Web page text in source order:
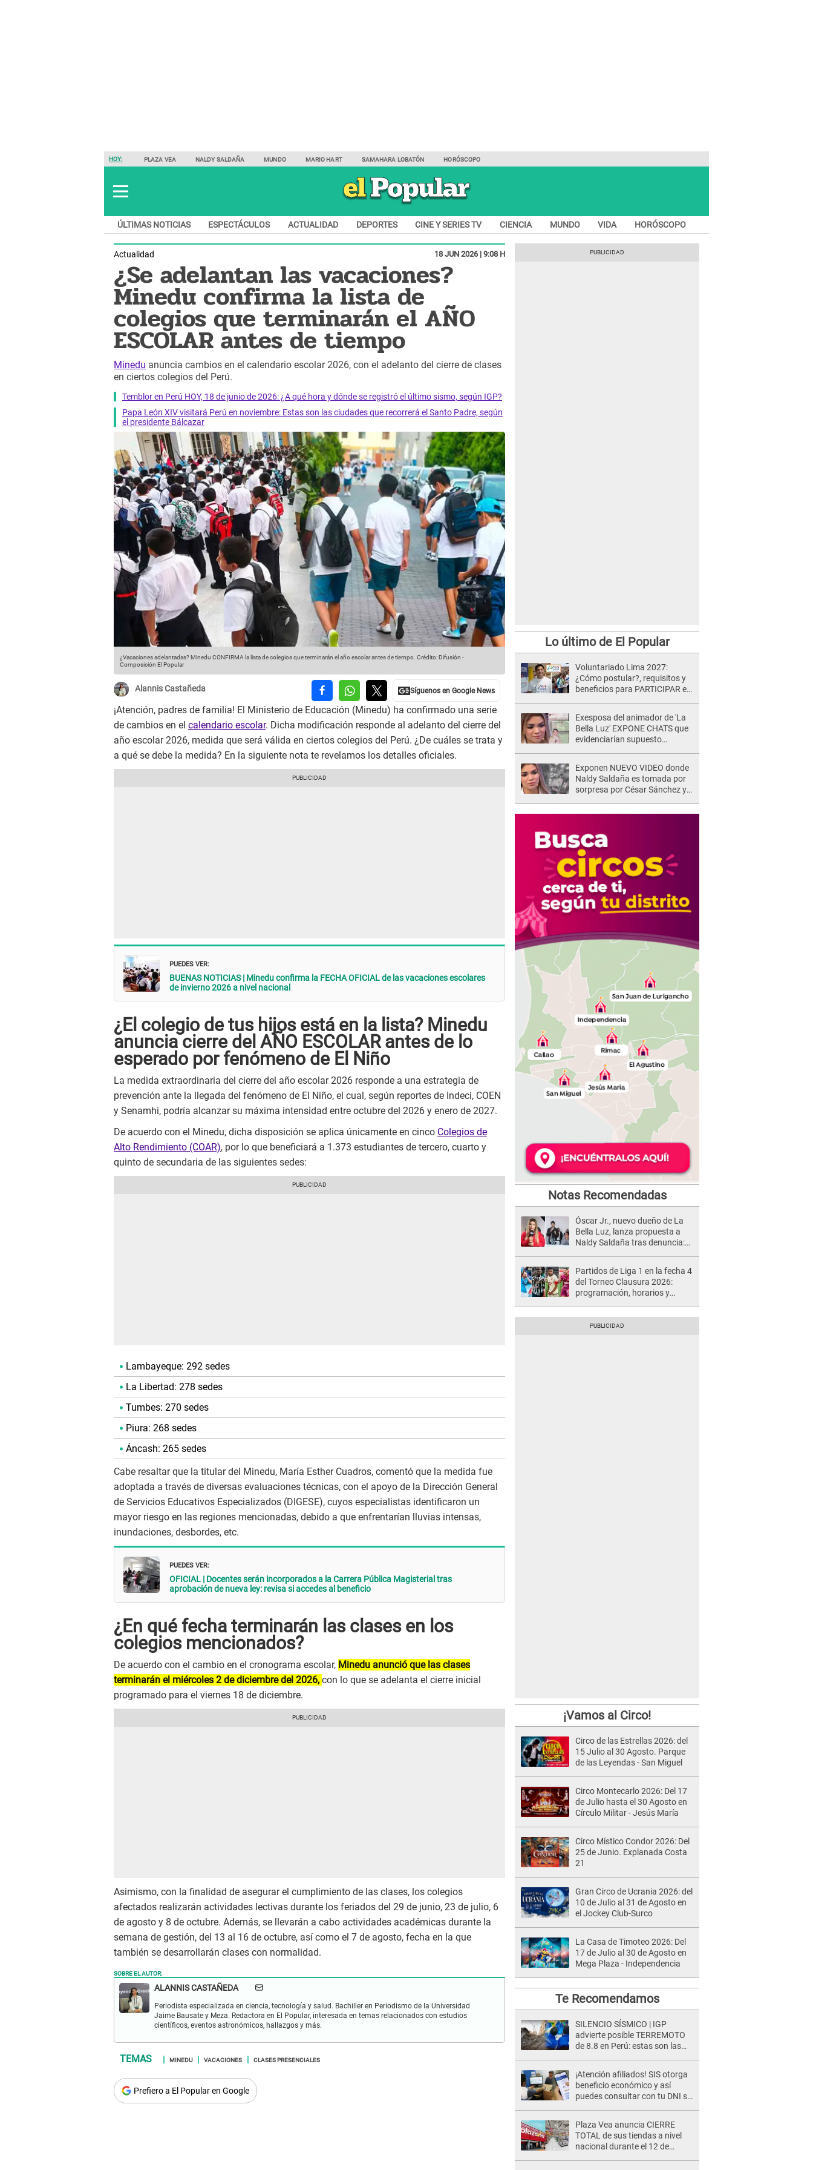
HOY: PLAZA VEA NALDY SALDAÑA MUNDO MARIO HART SAMAHARA LOBATÓN HORÓSCOPO
ÚLTIMAS NOTICIAS ESPECTÁCULOS ACTUALIDAD DEPORTES CINE Y SERIES TV CIENCIA MUNDO VIDA HORÓSCOPO
Actualidad 18 JUN 2026 | 9:08 H
¿Se adelantan las vacaciones?
Minedu confirma la lista de
colegios que terminarán el AÑO
ESCOLAR antes de tiempo
Minedu anuncia cambios en el calendario escolar 2026, con el adelanto del cierre de clases
en ciertos colegios del Perú.
Temblor en Perú HOY, 18 de junio de 2026: ¿A qué hora y dónde se registró el último sismo, según IGP?
Papa León XIV visitará Perú en noviembre: Estas son las ciudades que recorrerá el Santo Padre, según
el presidente Bálcazar
¿Vacaciones adelantadas? Minedu CONFIRMA la lista de colegios que terminarán el año escolar antes de tiempo. Crédito: Difusión -
Composición El Popular
Alannis Castañeda
¡Atención, padres de familia! El Ministerio de Educación (Minedu) ha confirmado una serie
de cambios en el calendario escolar. Dicha modificación responde al adelanto del cierre del
año escolar 2026, medida que será válida en ciertos colegios del Perú. ¿De cuáles se trata y
a qué se debe la medida? En la siguiente nota te revelamos los detalles oficiales.
PUEDES VER:
BUENAS NOTICIAS | Minedu confirma la FECHA OFICIAL de las vacaciones escolares
de invierno 2026 a nivel nacional
¿El colegio de tus hijos está en la lista? Minedu
anuncia cierre del AÑO ESCOLAR antes de lo
esperado por fenómeno de El Niño
La medida extraordinaria del cierre del año escolar 2026 responde a una estrategia de
prevención ante la llegada del fenómeno de El Niño, el cual, según reportes de Indeci, COEN
y Senamhi, podría alcanzar su máxima intensidad entre octubre del 2026 y enero de 2027.
De acuerdo con el Minedu, dicha disposición se aplica únicamente en cinco Colegios de
Alto Rendimiento (COAR), por lo que beneficiará a 1.373 estudiantes de tercero, cuarto y
quinto de secundaria de las siguientes sedes:
Lambayeque: 292 sedes
La Libertad: 278 sedes
Tumbes: 270 sedes
Piura: 268 sedes
Áncash: 265 sedes
Cabe resaltar que la titular del Minedu, María Esther Cuadros, comentó que la medida fue
adoptada a través de diversas evaluaciones técnicas, con el apoyo de la Dirección General
de Servicios Educativos Especializados (DIGESE), cuyos especialistas identificaron un
mayor riesgo en las regiones mencionadas, debido a que enfrentarían lluvias intensas,
inundaciones, desbordes, etc.
PUEDES VER:
OFICIAL | Docentes serán incorporados a la Carrera Pública Magisterial tras
aprobación de nueva ley: revisa si accedes al beneficio
¿En qué fecha terminarán las clases en los
colegios mencionados?
De acuerdo con el cambio en el cronograma escolar, Minedu anunció que las clases
terminarán el miércoles 2 de diciembre del 2026, con lo que se adelanta el cierre inicial
programado para el viernes 18 de diciembre.
Asimismo, con la finalidad de asegurar el cumplimiento de las clases, los colegios
afectados realizarán actividades lectivas durante los feriados del 29 de junio, 23 de julio, 6
de agosto y 8 de octubre. Además, se llevarán a cabo actividades académicas durante la
semana de gestión, del 13 al 16 de octubre, así como el 7 de agosto, fecha en la que
también se desarrollarán clases con normalidad.
SOBRE EL AUTOR:
ALANNIS CASTAÑEDA
Periodista especializada en ciencia, tecnología y salud. Bachiller en Periodismo de la Universidad
Jaime Bausate y Meza. Redactora en El Popular, interesada en temas relacionados con estudios
científicos, eventos astronómicos, hallazgos y más.
MINEDU VACACIONES CLASES PRESENCIALES
Prefiero a El Popular en Google
Lo último de El Popular
Voluntariado Lima 2027:
¿Cómo postular?, requisitos y
beneficios para PARTICIPAR en
Exesposa del animador de 'La
Bella Luz' EXPONE CHATS que
evidenciarían supuesto
Exponen NUEVO VIDEO donde
Naldy Saldaña es tomada por
sorpresa por César Sánchez y
Notas Recomendadas
Óscar Jr., nuevo dueño de La
Bella Luz, lanza propuesta a
Naldy Saldaña tras denuncia:
Partidos de Liga 1 en la fecha 4
del Torneo Clausura 2026:
programación, horarios y
¡Vamos al Circo!
Circo de las Estrellas 2026: del
15 Julio al 30 Agosto. Parque
de las Leyendas - San Miguel
Circo Montecarlo 2026: Del 17
de Julio hasta el 30 Agosto en
Círculo Militar - Jesús María
Circo Místico Condor 2026: Del
25 de Junio. Explanada Costa
21
Gran Circo de Ucrania 2026: del
10 de Julio al 31 de Agosto en
el Jockey Club-Surco
La Casa de Timoteo 2026: Del
17 de Julio al 30 de Agosto en
Mega Plaza - Independencia
Te Recomendamos
SILENCIO SÍSMICO | IGP
advierte posible TERREMOTO
de 8.8 en Perú: estas son las
¡Atención afiliados! SIS otorga
beneficio económico y así
puedes consultar con tu DNI si
Plaza Vea anuncia CIERRE
TOTAL de sus tiendas a nivel
nacional durante el 12 de